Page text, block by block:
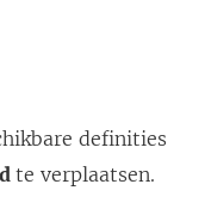
definities
te verplaatsen.